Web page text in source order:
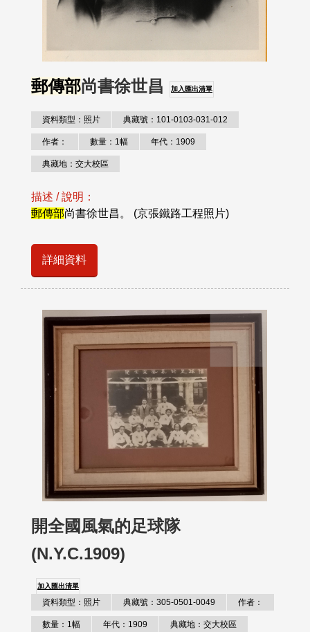
郵傳部尚書徐世昌 加入匯出清單
資料類型：照片 典藏號：101-0103-031-012
作者： 數量：1幅 年代：1909
典藏地：交大校區
描述 / 說明：
郵傳部尚書徐世昌。 (京張鐵路工程照片)
詳細資料
開全國風氣的足球隊
(N.Y.C.1909)
加入匯出清單
資料類型：照片 典藏號：305-0501-0049 作者：
數量：1幅 年代：1909 典藏地：交大校區